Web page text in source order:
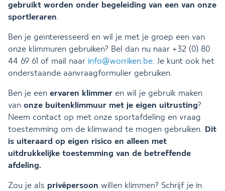
gebruikt worden onder begeleiding van een van onze
sportleraren.
Ben je geïnteresseerd en wil je met je groep een van
onze klimmuren gebruiken? Bel dan nu naar +32 (0) 80
44 69 61 of mail naar info@worriken.be. Je kunt ook het
onderstaande aanvraagformulier gebruiken.
Ben je een ervaren klimmer en wil je gebruik maken
van onze buitenklimmuur met je eigen uitrusting?
Neem contact op met onze sportafdeling en vraag
toestemming om de klimwand te mogen gebruiken. Dit
is uiteraard op eigen risico en alleen met
uitdrukkelijke toestemming van de betreffende
afdeling.
Zou je als privépersoon willen klimmen? Schrijf je in